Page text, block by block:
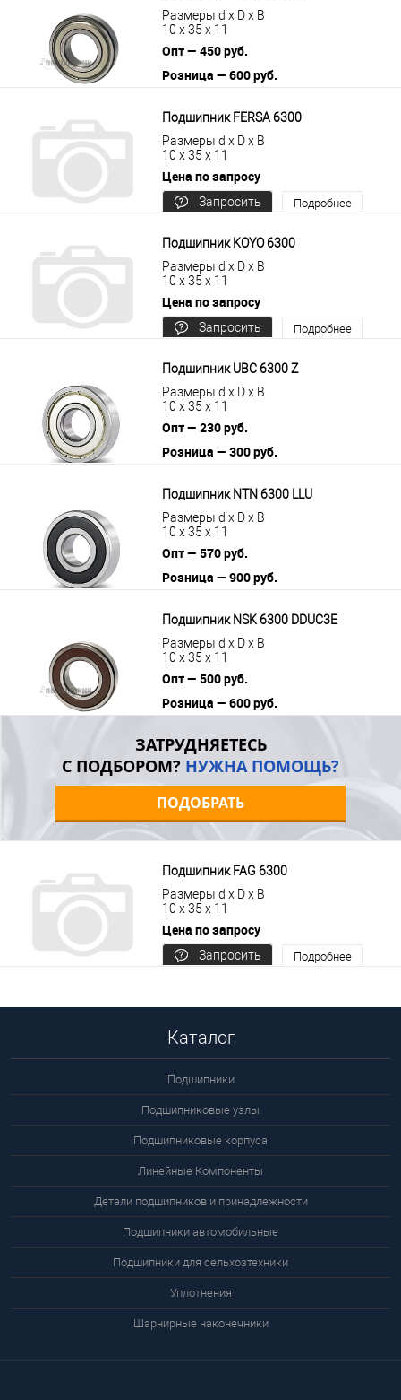
Размеры d x D x B
10 x 35 x 11
Опт — 450 руб.
Розница — 600 руб.
Подшипник FERSA 6300
Размеры d x D x B
10 x 35 x 11
Цена по запросу
Запросить
Подробнее
Подшипник KOYO 6300
Размеры d x D x B
10 x 35 x 11
Цена по запросу
Запросить
Подробнее
Подшипник UBC 6300 Z
Размеры d x D x B
10 x 35 x 11
Опт — 230 руб.
Розница — 300 руб.
Подшипник NTN 6300 LLU
Размеры d x D x B
10 x 35 x 11
Опт — 570 руб.
Розница — 900 руб.
Подшипник NSK 6300 DDUC3E
Размеры d x D x B
10 x 35 x 11
Опт — 500 руб.
Розница — 600 руб.
ЗАТРУДНЯЕТЕСЬ
С ПОДБОРОМ? НУЖНА ПОМОЩЬ?
ПОДОБРАТЬ
Подшипник FAG 6300
Размеры d x D x B
10 x 35 x 11
Цена по запросу
Запросить
Подробнее
Каталог
Подшипники
Подшипниковые узлы
Подшипниковые корпуса
Линейные Компоненты
Детали подшипников и принадлежности
Подшипники автомобильные
Подшипники для сельхозтехники
Уплотнения
Шарнирные наконечники